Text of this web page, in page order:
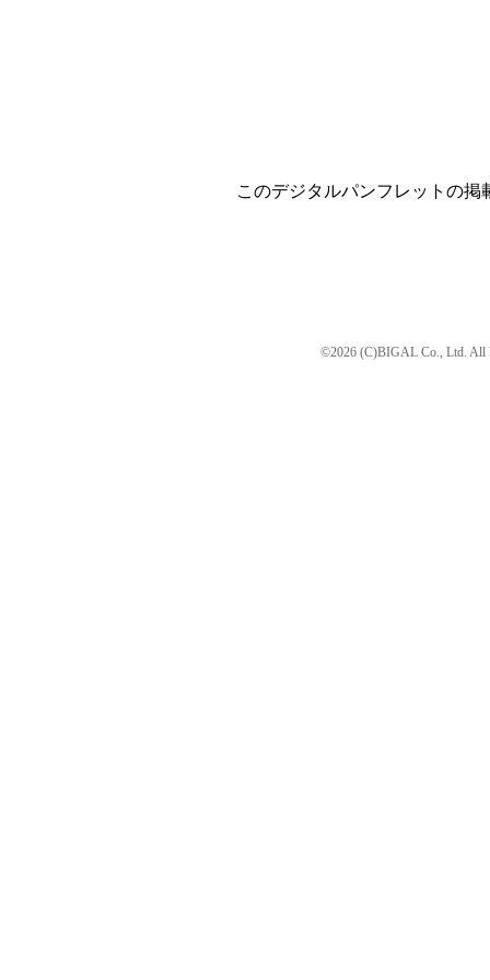
このデジタルパンフレットの掲
©2026 (C)BIGAL Co., Ltd. All